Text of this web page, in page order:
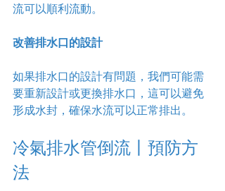
流可以順利流動。
改善排水口的設計
如果排水口的設計有問題，我們可能需
要重新設計或更換排水口，這可以避免
形成水封，確保水流可以正常排出。
冷氣排水管倒流丨預防方
法